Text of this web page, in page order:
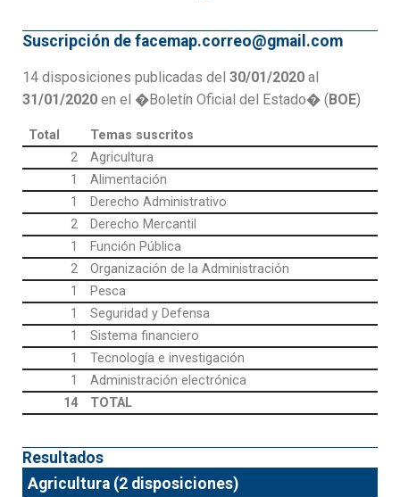
Suscripción de facemap.correo@gmail.com
14 disposiciones publicadas del 30/01/2020 al
31/01/2020 en el �Boletín Oficial del Estado� ( BOE)
Total
Temas suscritos
2
Agricultura
1
Alimentación
1
Derecho Administrativo
2
Derecho Mercantil
1
Función Pública
2
Organización de la Administración
1
Pesca
1
Seguridad y Defensa
1
Sistema financiero
1
Tecnología e investigación
1
Administración electrónica
14
TOTAL
Resultados
Agricultura (2 disposiciones)